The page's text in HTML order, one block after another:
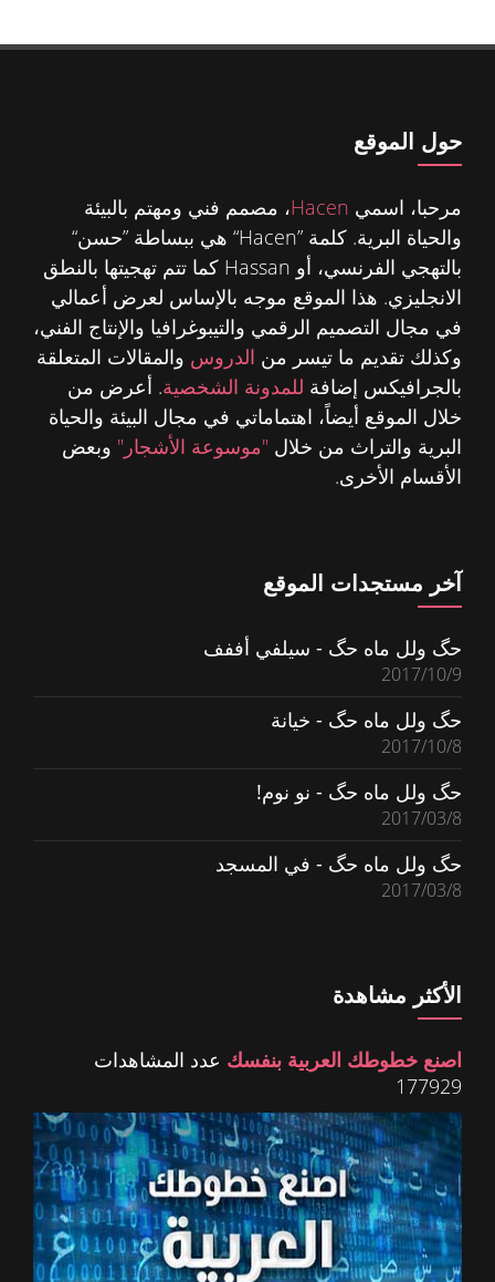
حول الموقع
مرحبا، اسمي Hacen، مصمم فني ومهتم بالبيئة
والحياة البرية. كلمة ”Hacen“ هي ببساطة ”حسن“
بالتهجي الفرنسي، أو Hassan كما تتم تهجيتها بالنطق
الانجليزي. هذا الموقع موجه بالإساس لعرض أعمالي
في مجال التصميم الرقمي والتيبوغرافيا والإنتاج الفني،
وكذلك تقديم ما تيسر من الدروس والمقالات المتعلقة
بالجرافيكس إضافة للمدونة الشخصية. أعرض من
خلال الموقع أيضاً، اهتماماتي في مجال البيئة والحياة
البرية والتراث من خلال "موسوعة الأشجار" وبعض
الأقسام الأخرى.
آخر مستجدات الموقع
حگ ولل ماه حگ - سيلفي أففف
2017/10/9
حگ ولل ماه حگ - خيانة
2017/10/8
حگ ولل ماه حگ - نو نوم!
2017/03/8
حگ ولل ماه حگ - في المسجد
2017/03/8
الأكثر مشاهدة
اصنع خطوطك العربية بنفسك عدد المشاهدات
177929